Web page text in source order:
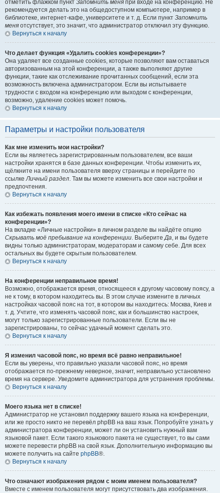
отметить флажком пункт Запомнить меня при входе на конференцию. Не
рекомендуется делать это на общедоступном компьютере, например в
библиотеке, интернет-кафе, университете и т. д. Если пункт Запомнить
меня отсутствует, это значит, что администратор отключил эту функцию.
Вернуться к началу
Что делает функция «Удалить cookies конференции»?
Она удаляет все созданные cookies, которые позволяют вам оставаться
авторизованным на этой конференции, а также выполняют другие
функции, такие как отслеживание прочитанных сообщений, если эта
возможность включена администратором. Если вы испытываете
трудности с входом на конференцию или выходом с конференции,
возможно, удаление cookies может помочь.
Вернуться к началу
Параметры и настройки пользователя
Как мне изменить мои настройки?
Если вы являетесь зарегистрированным пользователем, все ваши
настройки хранятся в базе данных конференции. Чтобы изменить их,
щёлкните на имени пользователя вверху страницы и перейдите по
ссылкеЛичный раздел. Там вы можете изменить все свои настройки и
предпочтения.
Вернуться к началу
Как избежать появления моего имени в списке «Кто сейчас на
конференции»?
На вкладке «Личные настройки» в личном разделе вы найдёте опцию
Скрывать моё пребывание на конференции. ВыберитеДа, и вы будете
видны только администраторам, модераторам и самому себе. Для всех
остальных вы будете скрытым пользователем.
Вернуться к началу
На конференции неправильное время!
Возможно, отображается время, относящееся к другому часовому поясу, а
не к тому, в котором находитесь вы. В этом случае измените в личных
настройках часовой пояс на тот, в котором вы находитесь: Москва, Киев и
т. д. Учтите, что изменять часовой пояс, как и большинство настроек,
могут только зарегистрированные пользователи. Если вы не
зарегистрированы, то сейчас удачный момент сделать это.
Вернуться к началу
Я изменил часовой пояс, но время всё равно неправильное!
Если вы уверены, что правильно указали часовой пояс, но время
отображается по-прежнему неверное, значит, неправильно установлено
время на сервере. Уведомите администратора для устранения проблемы.
Вернуться к началу
Моего языка нет в списке!
Администратор не установил поддержку вашего языка на конференции,
или же просто никто не перевёл phpBB на ваш язык. Попробуйте узнать у
администратора конференции, может ли он установить нужный вам
языковой пакет. Если такого языкового пакета не существует, то вы сами
можете перевести phpBB на свой язык. Дополнительную информацию вы
можете получить на сайте phpBB®.
Вернуться к началу
Что означают изображения рядом с моим именем пользователя?
Вместе с именем пользователя могут присутствовать два изображения.